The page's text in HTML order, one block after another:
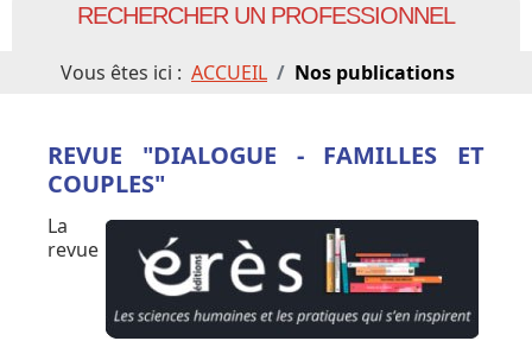
RECHERCHER UN PROFESSIONNEL
Vous êtes ici : ACCUEIL Nos publications
REVUE "DIALOGUE - FAMILLES ET
COUPLES"
La
revue